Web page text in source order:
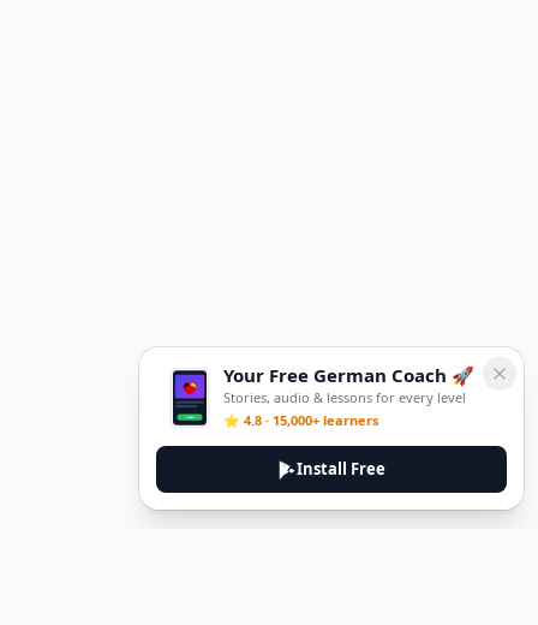
Your Free German Coach 🚀
Stories, audio & lessons for every level
⭐ 4.8 · 15,000+ learners
Install Free